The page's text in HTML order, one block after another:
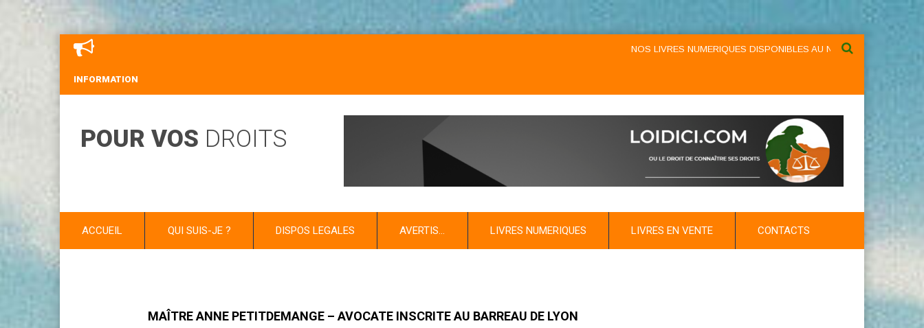
INFORMATION
NOS LIVRES NUMERIQUES DISPONIBLES AU NIVEAU DU MENU ...NOS
POUR VOS DROITS
ACCUEIL QUI SUIS-JE ? DISPOS LEGALES AVERTIS… LIVRES NUMERIQUES LIVRES EN VENTE CONTACTS
MAÎTRE ANNE PETITDEMANGE – AVOCATE INSCRITE AU BARREAU DE LYON